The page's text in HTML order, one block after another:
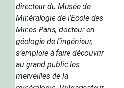
directeur du Musée de
Minéralogie de l’Ecole des
Mines Paris, docteur en
géologie de l’ingénieur,
s’emploie à faire découvrir
au grand public les
merveilles de la